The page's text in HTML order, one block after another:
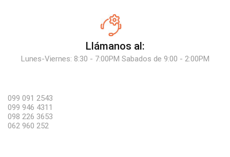
Llámanos al:
Lunes-Viernes: 8:30 - 7:00PM Sabados de 9:00 - 2:00PM
099 091 2543
099 946 4311
098 226 3653
062 960 252